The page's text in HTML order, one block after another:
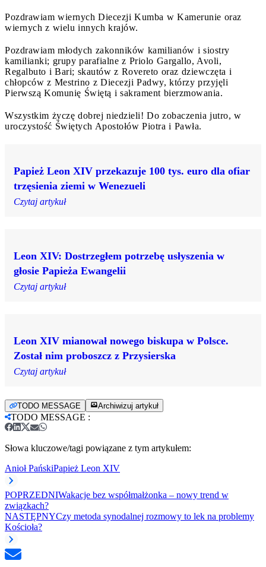
Pozdrawiam wiernych Diecezji Kumba w Kamerunie oraz
wiernych z wielu innych krajów.
Pozdrawiam młodych zakonników kamilianów i siostry
kamilianki; grupy parafialne z Priolo Gargallo, Avoli,
Regalbuto i Bari; skautów z Rovereto oraz dziewczęta i
chłopców z Mestrino z Diecezji Padwy, którzy przyjęli
Pierwszą Komunię Świętą i sakrament bierzmowania.
Wszystkim życzę dobrej niedzieli! Do zobaczenia jutro, w
uroczystość Świętych Apostołów Piotra i Pawła.
Papież Leon XIV przekazuje 100 tys. euro dla ofiar
trzęsienia ziemi w Wenezueli
Czytaj artykuł
Leon XIV: Dostrzegłem potrzebę usłyszenia w
głosie Papieża Ewangelii
Czytaj artykuł
Leon XIV mianował nowego biskupa w Polsce.
Został nim proboszcz z Przysierska
Czytaj artykuł
TODO MESSAGE Archiwizuj artykuł
TODO MESSAGE :
Słowa kluczowe/tagi powiązane z tym artykułem:
Anioł PańskiPapież Leon XIV
POPRZEDNIWakacje bez współmałżonka – nowy trend w
związkach?
NASTĘPNYCzy metoda synodalnej rozmowy to lek na problemy
Kościoła?